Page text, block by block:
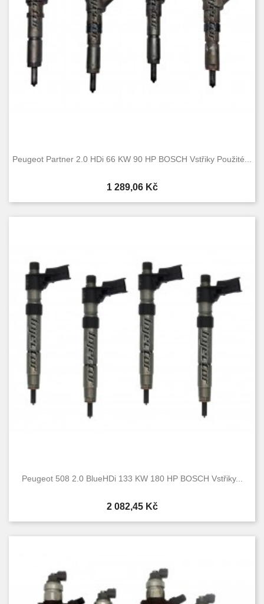
Peugeot Partner 2.0 HDi 66 KW 90 HP BOSCH Vstřiky Použité...
Cena
1 289,06 Kč
Peugeot 508 2.0 BlueHDi 133 KW 180 HP BOSCH Vstřiky...
Cena
2 082,45 Kč